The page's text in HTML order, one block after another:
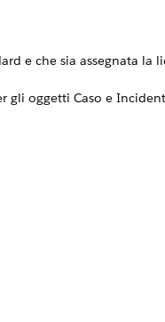
e che sia assegnata la
gli oggetti Caso e
per gli utenti migrati.